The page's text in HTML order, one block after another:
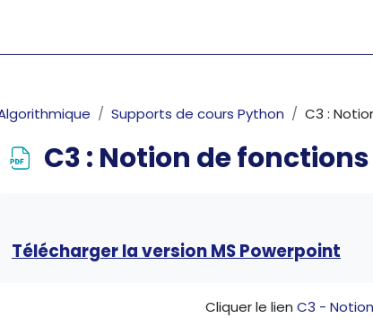
Supports de cours Python C3 :
C3 : Notion de fonctions
Télécharger la version MS Powerpoint
Cliquer le lien C3 -